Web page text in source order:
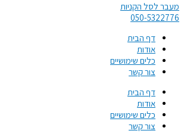
מעבר לסל הקניות
050-5322776​
דף הבית
אודות
כלים שימושיים
צור קשר
דף הבית
אודות
כלים שימושיים
צור קשר